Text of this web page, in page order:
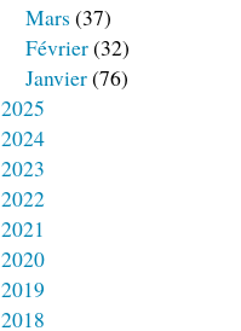
Mars (37)
Février(32)
Janvier(76)
2025
2024
2023
2022
2021
2020
2019
2018